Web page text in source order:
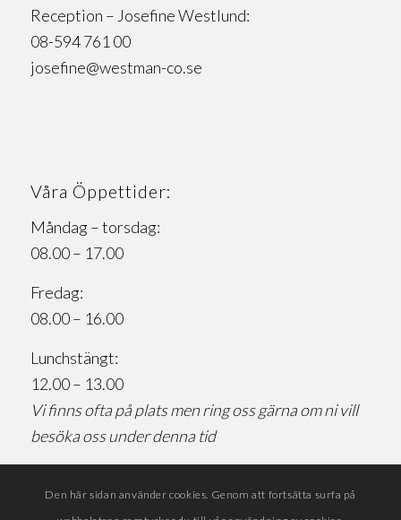
Reception – Josefine Westlund:
08-594 761 00
josefine@westman-co.se
Våra Öppettider:
Måndag – torsdag:
08.00 – 17.00
Fredag:
08.00 – 16.00
Lunchstängt:
12.00 – 13.00
Vi finns ofta på plats men ring oss gärna om ni vill
besöka oss under denna tid
Den här sidan använder cookies. Genom att fortsätta surfa på